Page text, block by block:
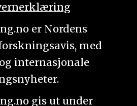
er Nordens
med
internasjonale
gis ut under